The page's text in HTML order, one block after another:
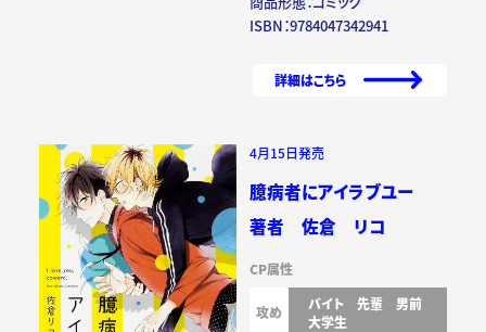
ISBN：9784047342941
詳細はこちら
4月15日発売
臆病者にアイラブユー
著者 佐倉 リコ
CP属性
攻め バイト 先輩
男前
大学生